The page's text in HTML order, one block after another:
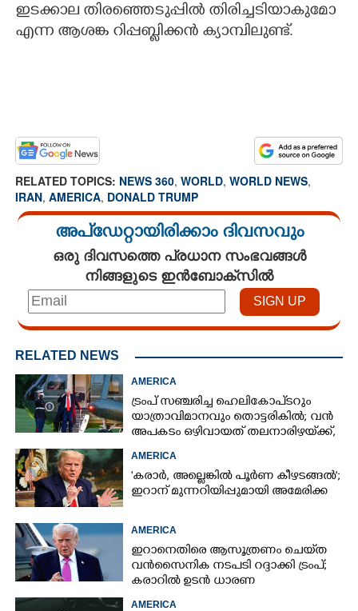
ഇടക്കാല തിരഞ്ഞെടുപ്പിൽ തിരിച്ചടിയാകുമോ
എന്ന ആശങ്ക റിപ്പബ്ലിക്കൻ ക്യാമ്പിലുണ്ട്.
RELATED TOPICS: NEWS 360, WORLD, WORLD NEWS,
IRAN, AMERICA, DONALD TRUMP
അപ്ഡേറ്റായിരിക്കാം ദിവസവും
ഒരു ദിവസത്തെ പ്രധാന സംഭവങ്ങൾ
നിങ്ങളുടെ ഇൻബോക്സിൽ
RELATED NEWS
AMERICA
ട്രംപ് സഞ്ചരിച്ച ഹെലികോപ്‌ടറും
യാത്രാവിമാനവും തൊട്ടരികിൽ; വൻ
അപകടം ഒഴിവായത് തലനാരിഴയ്‌ക്ക്,
AMERICA
'കരാർ, അല്ലെങ്കിൽ പൂർണ കീഴടങ്ങൽ';
ഇറാന് മുന്നറിയിപ്പുമായി അമേരിക്ക
AMERICA
ഇറാനെതിരെ ആസൂത്രണം ചെയ്‌ത
വൻസൈനിക നടപടി റദ്ദാക്കി ട്രംപ്;
കരാറിൽ ഉടൻ ധാരണ
AMERICA